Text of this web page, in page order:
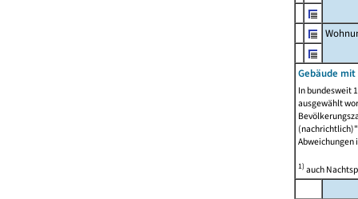
Gebäude
In bundesweit
ausgewählt
Abweichungen
1)auch